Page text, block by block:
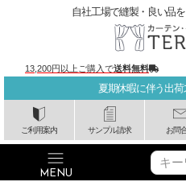
夏期休暇に伴う出
ご利用案内 サンプル請求 お問
自社工場で縫製・良い品
13,200円以上ご購入で送料無料